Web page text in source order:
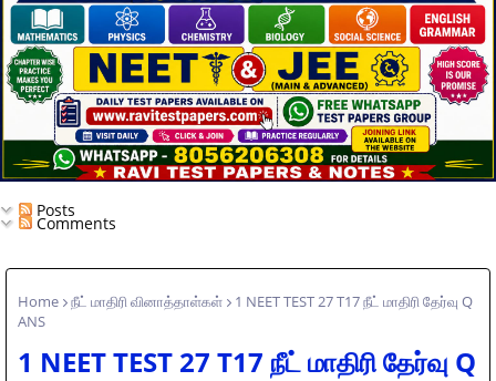
Posts
Comments
Home நீட் மாதிரி வினாத்தாள்கள்
1 NEET TEST 27 T17 நீட் மாதிரி தேர்வு Q
ANS
1 NEET TEST 27 T17 நீட் மாதிரி தேர்வு Q